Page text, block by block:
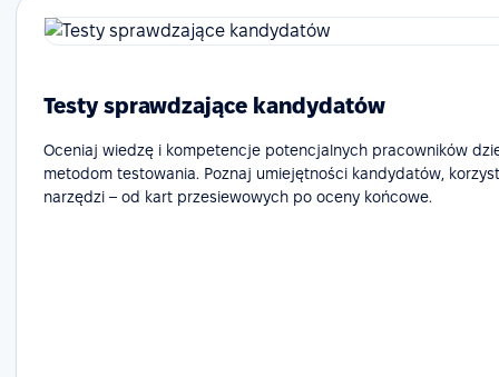
Testy sprawdzające kandydatów
Oceniaj wiedzę i kompetencje potencjalnych pracowników
metodom testowania. Poznaj umiejętności kandydatów,
narzędzi – od kart przesiewowych po oceny końcowe.